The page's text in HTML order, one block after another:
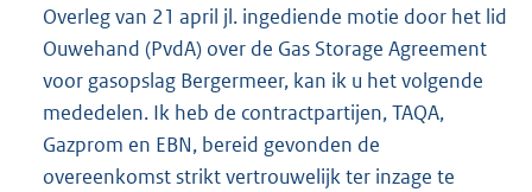
Overleg van 21 april jl. ingediende motie door het lid
Ouwehand (PvdA) over de Gas Storage Agreement
voor gasopslag Bergermeer, kan ik u het volgende
mededelen. Ik heb de contractpartijen, TAQA,
Gazprom en EBN, bereid gevonden de
overeenkomst strikt vertrouwelijk ter inzage te